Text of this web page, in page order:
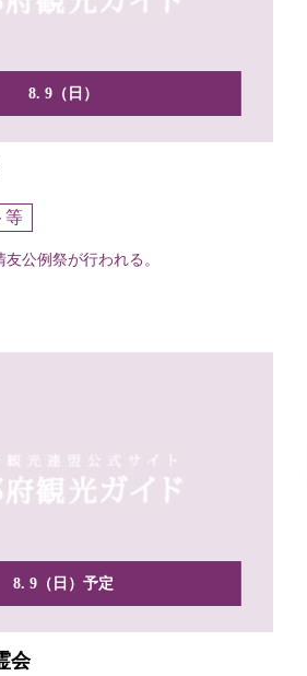
8. 9（日）
等
公例祭が行われる。
8. 9（日）予定
会